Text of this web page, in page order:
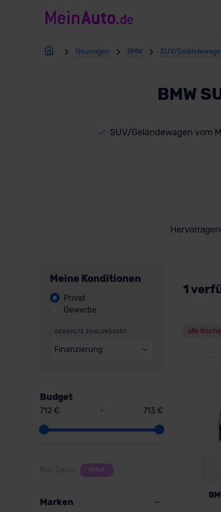
Neuwagen BMW SUV/
BMW
SUV/Geländewagen vom
Meine Konditionen
Privat
Gewerbe
GEWÄHLTE ZAHLUNGSART
Finanzierung
Budget
712 € - 713 €
Nur Deals DEALS
Marken
1
alle